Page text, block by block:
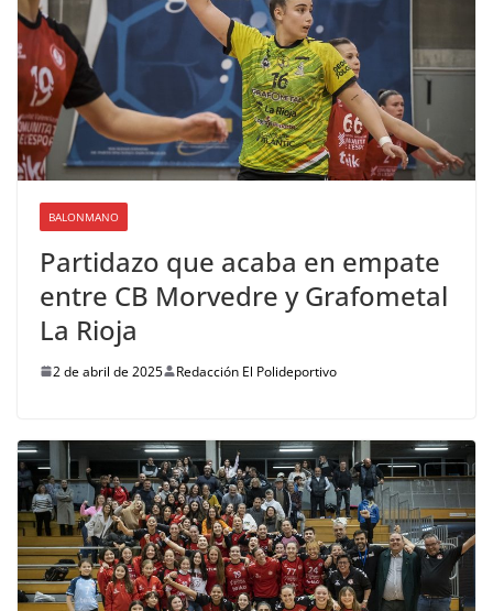
BALONMANO
Partidazo que acaba en empate
entre CB Morvedre y Grafometal
La Rioja
2 de abril de 2025 Redacción El Polideportivo